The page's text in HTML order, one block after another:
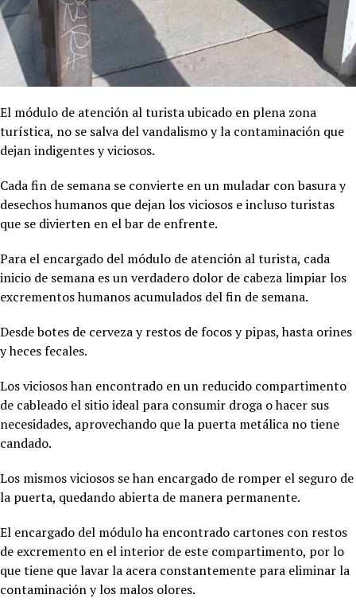
El módulo de atención al turista ubicado en plena zona
turística, no se salva del vandalismo y la contaminación que
dejan indigentes y viciosos.
Cada fin de semana se convierte en un muladar con basura y
desechos humanos que dejan los viciosos e incluso turistas
que se divierten en el bar de enfrente.
Para el encargado del módulo de atención al turista, cada
inicio de semana es un verdadero dolor de cabeza limpiar los
excrementos humanos acumulados del fin de semana.
Desde botes de cerveza y restos de focos y pipas, hasta orines
y heces fecales.
Los viciosos han encontrado en un reducido compartimento
de cableado el sitio ideal para consumir droga o hacer sus
necesidades, aprovechando que la puerta metálica no tiene
candado.
Los mismos viciosos se han encargado de romper el seguro de
la puerta, quedando abierta de manera permanente.
El encargado del módulo ha encontrado cartones con restos
de excremento en el interior de este compartimento, por lo
que tiene que lavar la acera constantemente para eliminar la
contaminación y los malos olores.